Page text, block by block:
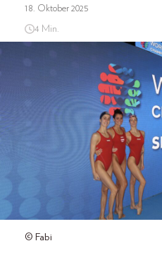
18. Oktober 2025
4 Min.
© Fabi